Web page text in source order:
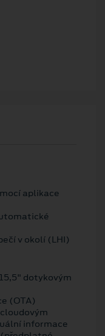
aplikace
v okolí (LHI)
dotykovým
(OTA)
informace